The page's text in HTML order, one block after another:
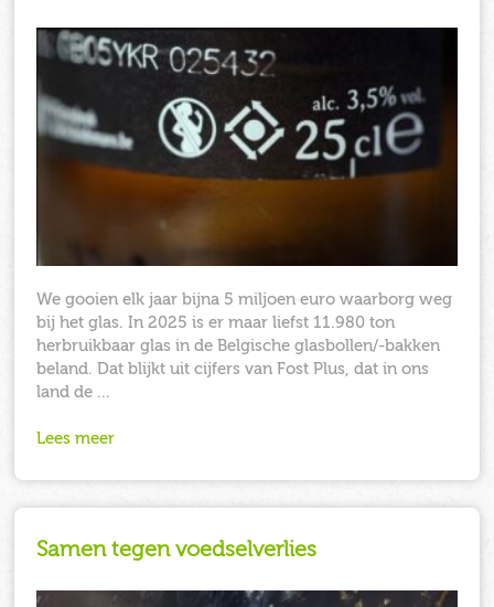
We gooien elk jaar bijna 5 miljoen euro waarborg weg
bij het glas. In 2025 is er maar liefst 11.980 ton
herbruikbaar glas in de Belgische glasbollen/-bakken
beland. Dat blijkt uit cijfers van Fost Plus, dat in ons
land de …
Lees meer
Samen tegen voedselverlies